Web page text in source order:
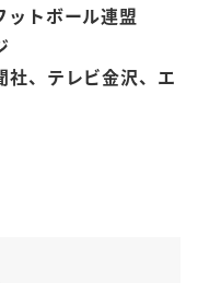
ットボール連盟
社、テレビ金沢、エ